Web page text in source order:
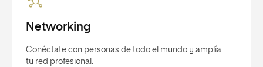
Networking
Conéctate con personas de todo el mundo y amplía
tu red profesional.